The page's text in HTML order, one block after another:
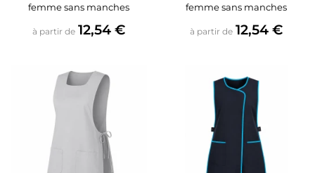
femme sans manches
à partir de Prix
12,54 €
femme sans manches
à partir de Prix
12,54 €